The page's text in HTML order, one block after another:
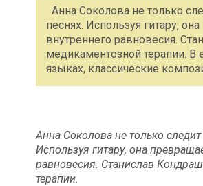
Анна Соколова не только
песнях. Используя гитару,
внутреннего равновесия.
медикаментозной терапии. В
языках, классические
Анна Соколова не только
Используя гитару, она
равновесия. Станислав
терапии.